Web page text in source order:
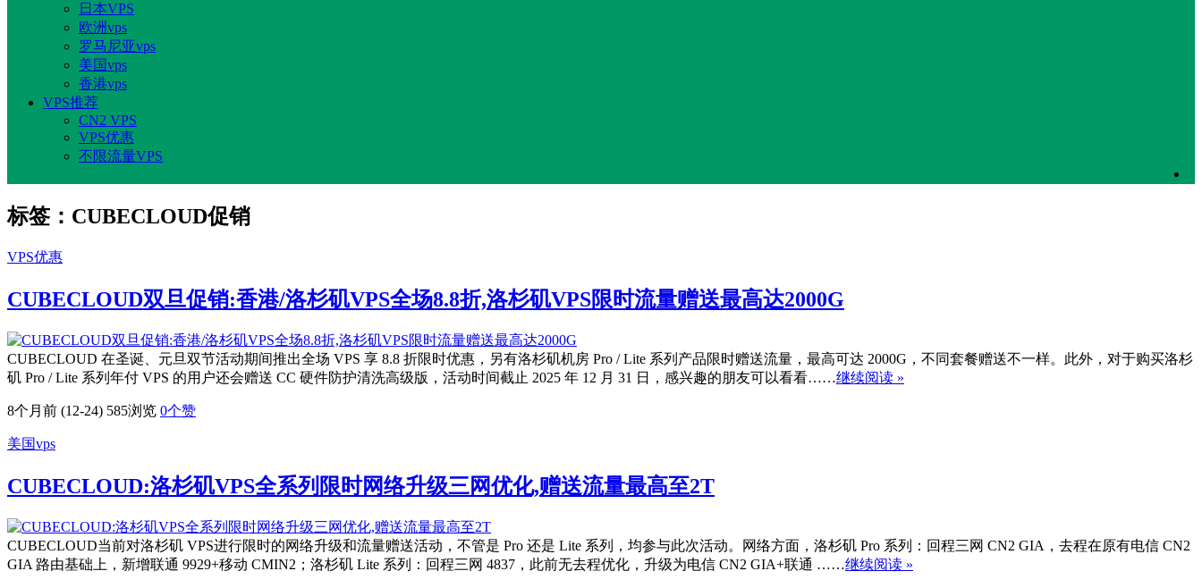
日本VPS
欧洲vps
罗马尼亚vps
美国vps
香港vps
VPS推荐
CN2 VPS
VPS优惠
不限流量VPS
标签：CUBECLOUD促销
VPS优惠
CUBECLOUD双旦促销:香港/洛杉矶VPS全场8.8折,洛杉矶VPS限时流量赠送最高达2000G
CUBECLOUD 在圣诞、元旦双节活动期间推出全场 VPS 享 8.8 折限时优惠，另有洛杉矶机房 Pro / Lite 系列产品限时赠送流量，最高可达 2000G，不同套餐赠送不一样。此外，对于购买洛杉
矶 Pro / Lite 系列年付 VPS 的用户还会赠送 CC 硬件防护清洗高级版，活动时间截止 2025 年 12 月 31 日，感兴趣的朋友可以看看……继续阅读 »
8个月前 (12-24) 585浏览 0个赞
美国vps
CUBECLOUD:洛杉矶VPS全系列限时网络升级三网优化,赠送流量最高至2T
CUBECLOUD当前对洛杉矶 VPS进行限时的网络升级和流量赠送活动，不管是 Pro 还是 Lite 系列，均参与此次活动。网络方面，洛杉矶 Pro 系列：回程三网 CN2 GIA，去程在原有电信 CN2
GIA 路由基础上，新增联通 9929+移动 CMIN2；洛杉矶 Lite 系列：回程三网 4837，此前无去程优化，升级为电信 CN2 GIA+联通 ……继续阅读 »